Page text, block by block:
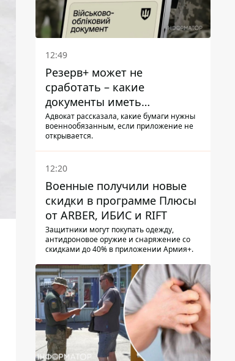
12:49
Резерв+ может не
сработать – какие
документы иметь
мужчинам, чтобы не
попасть в ТЦК
Адвокат рассказала, какие бумаги нужны
военнообязанным, если приложение не
открывается.
12:20
Военные получили новые
скидки в программе Плюсы
от ARBER, ИБИС и RIFT
Защитники могут покупать одежду,
антидроновое оружие и снаряжение со
скидками до 40% в приложении Армия+.